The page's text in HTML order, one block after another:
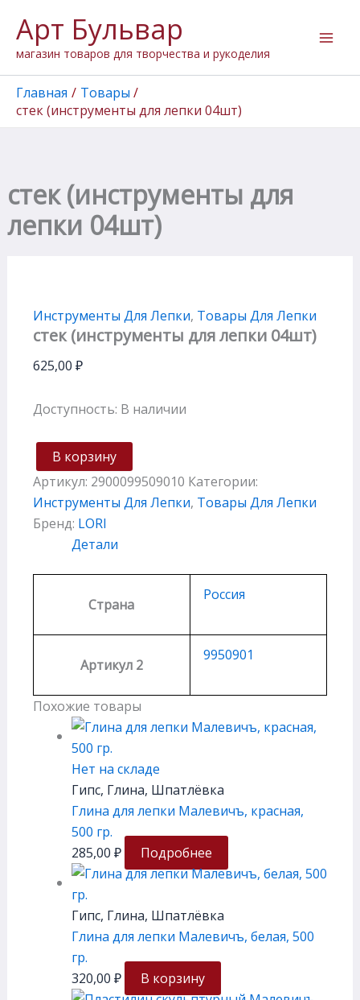
содержимому
Арт Бульвар
магазин товаров для творчества и рукоделия
Главная
Товары
стек (инструменты для лепки 04шт)
стек (инструменты для
лепки 04шт)
Инструменты Для Лепки, Товары Для Лепки
стек (инструменты для лепки 04шт)
625,00 ₽
Доступность: В наличии
товара
стек
(инструменты
для
лепки
04шт)
В корзину
Артикул: 2900099509010 Категории:
Инструменты Для Лепки, Товары Для Лепки
Бренд: LORI
Детали
Страна
Россия
Артикул 2
9950901
Похожие товары
Нет на складе
Гипс, Глина, Шпатлёвка
Глина для лепки Малевичъ, красная,
500 гр.
285,00 ₽ Подробнее
Гипс, Глина, Шпатлёвка
Глина для лепки Малевичъ, белая, 500
гр.
320,00 ₽ В корзину